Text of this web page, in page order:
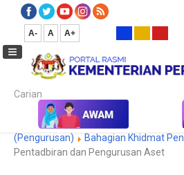
A- A A+
Carian...
Laman Utama
Pejabat Timbalan
(Pengurusan)
Bahagian Khidmat
Pentadbiran dan Pengurusan Aset